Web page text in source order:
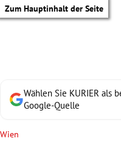
Zum Hauptinhalt der Seite
Wählen Sie KURIER als
Google-Quelle
Wien